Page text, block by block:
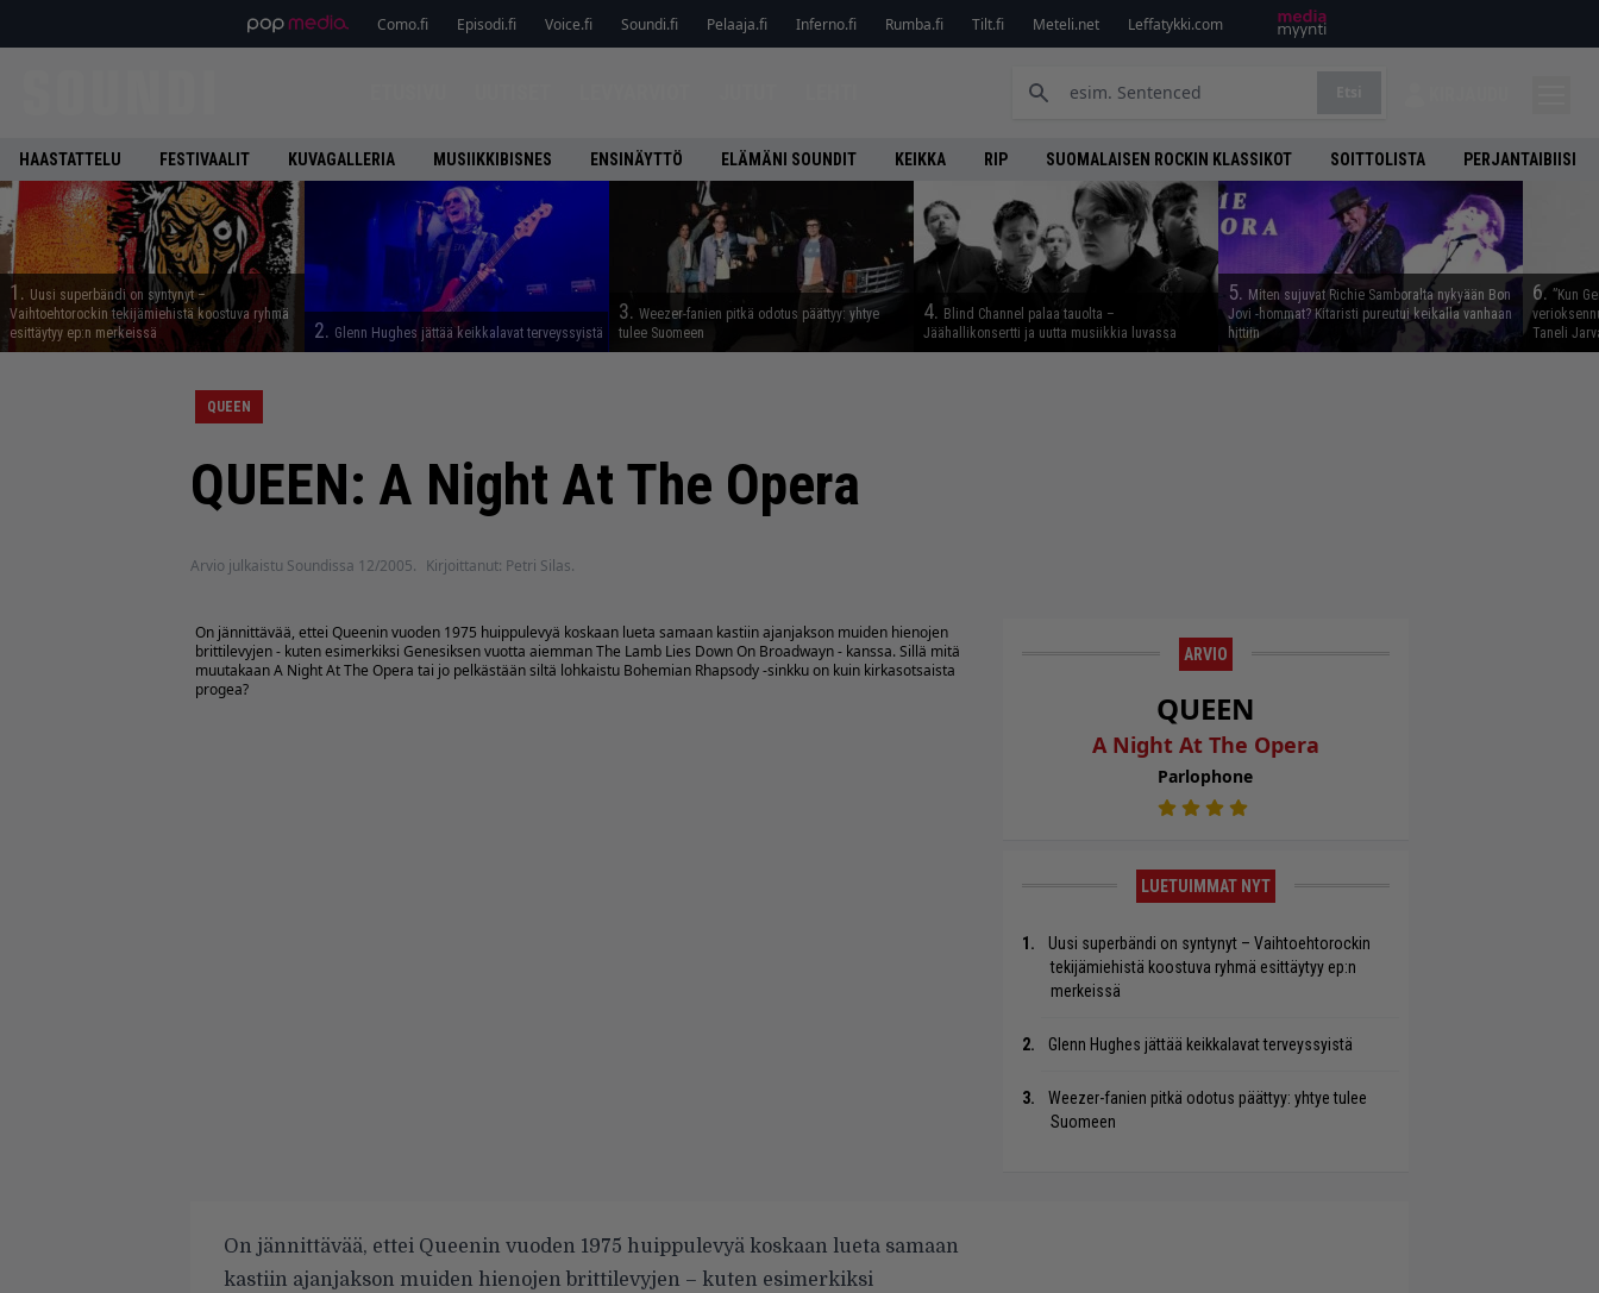
Como.fi Episodi.fi Voice.fi Soundi.fi Pelaaja.fi Inferno.fi Rumba.fi Tilt.fi Meteli.net Leffatykki.com
HAASTATTELU FESTIVAALIT KUVAGALLERIA MUSIIKKIBISNES ENSINÄYTTÖ ELÄMÄNI SOUNDIT KEIKKA RIP SUOMALAISEN ROCKIN KLASSIKOT SOITTOLISTA PERJANTAIBIISI
1. Uusi superbändi on syntynyt –
Vaihtoehtorockin tekijämiehistä koostuva ryhmä
esittäytyy ep:n merkeissä
2. Glenn Hughes jättää keikkalavat terveyssyistä
3. Weezer-fanien pitkä odotus päättyy: yhtye
tulee Suomeen
4. Blind Channel palaa tauolta –
Jäähallikonsertti ja uutta musiikkia luvassa
5. Miten sujuvat Richie Samboralta nykyään Bon
Jovi -hommat? Kitaristi pureutui keikalla vanhaan
hittiin
6.”Kun
Taneli
QUEEN
QUEEN: A Night At The Opera
Arvio julkaistu Soundissa 12/2005. Kirjoittanut: Petri Silas.
On jännittävää, ettei Queenin vuoden 1975 huippulevyä koskaan lueta samaan kastiin ajanjakson muiden hienojen
brittilevyjen - kuten esimerkiksi Genesiksen vuotta aiemman The Lamb Lies Down On Broadwayn - kanssa. Sillä mitä
muutakaan A Night At The Opera tai jo pelkästään siltä lohkaistu Bohemian Rhapsody -sinkku on kuin kirkasotsaista
progea?
ARVIO
QUEEN
A Night At The Opera
Parlophone
LUETUIMMAT NYT
Uusi superbändi on syntynyt – Vaihtoehtorockin
tekijämiehistä koostuva ryhmä esittäytyy ep:n
merkeissä
Glenn Hughes jättää keikkalavat terveyssyistä
Weezer-fanien pitkä odotus päättyy: yhtye tulee
Suomeen
On jännittävää, ettei Queenin vuoden 1975 huippulevyä koskaan lueta samaan
kastiin ajanjakson muiden hienojen brittilevyjen – kuten esimerkiksi